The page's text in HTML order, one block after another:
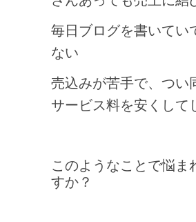
毎日ブログを書いてい
ない
売込みが苦手で、つい
サービス料を安くして
このようなことで悩ま
すか？